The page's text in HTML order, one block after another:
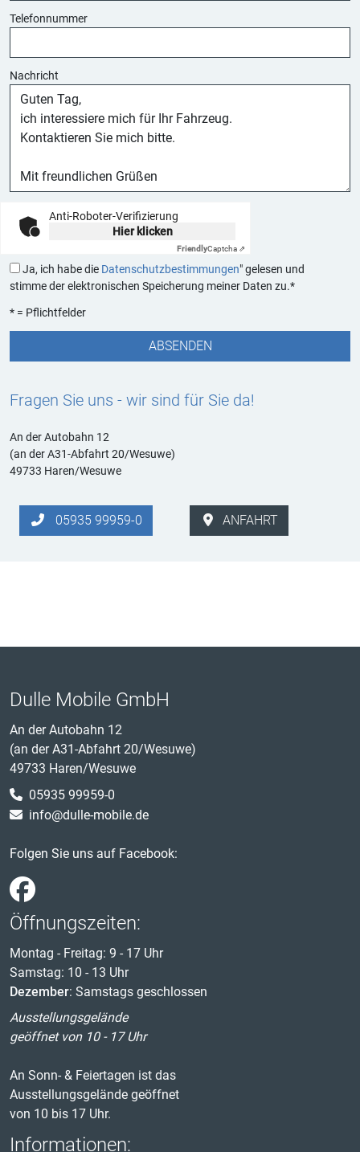
Telefonnummer
Nachricht
Anti-Roboter-Verifizierung
Hier klicken
FriendlyCaptcha ⇗
Ja, ich habe die Datenschutzbestimmungen" gelesen und
stimme der elektronischen Speicherung meiner Daten zu.*
* = Pflichtfelder
Fragen Sie uns - wir sind für Sie da!
An der Autobahn 12
(an der A31-Abfahrt 20/Wesuwe)
49733 Haren/Wesuwe
05935 99959-0 ANFAHRT
Dulle Mobile GmbH
An der Autobahn 12
(an der A31-Abfahrt 20/Wesuwe)
49733 Haren/Wesuwe
05935 99959-0
info@dulle-mobile.de
Folgen Sie uns auf Facebook:
Öffnungszeiten:
Montag - Freitag: 9 - 17 Uhr
Samstag: 10 - 13 Uhr
Dezember: Samstags geschlossen
Ausstellungsgelände
geöffnet von 10 - 17 Uhr
An Sonn- & Feiertagen ist das
Ausstellungsgelände geöffnet
von 10 bis 17 Uhr.
Informationen: